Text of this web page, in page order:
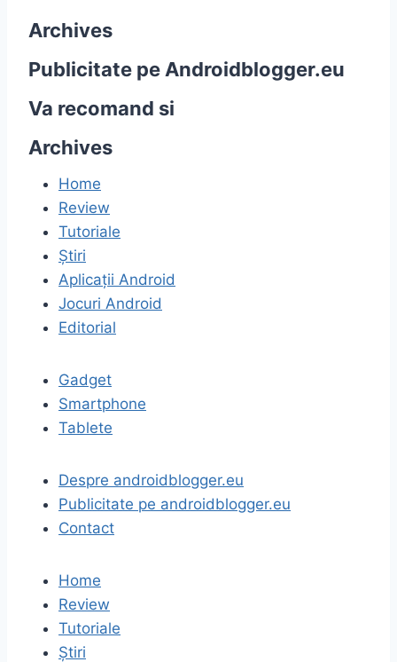
Archives
Publicitate pe Androidblogger.eu
Va recomand si
Archives
Home
Review
Tutoriale
Știri
Aplicații Android
Jocuri Android
Editorial
Gadget
Smartphone
Tablete
Despre androidblogger.eu
Publicitate pe androidblogger.eu
Contact
Home
Review
Tutoriale
Știri